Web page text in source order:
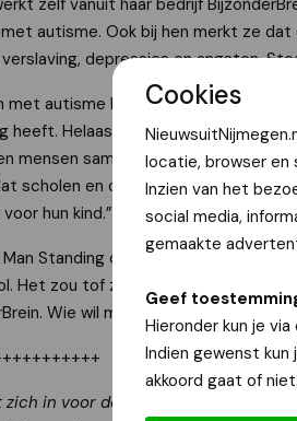
Cookies
locatie, browser en
Inzien van het
social media,
gemaakte
Geef
Hieronder kun je
Indien gewenst kun
akkoord gaat of
zelf vanuit haar bedrijf
autisme. Ook bij hen merkt ze
depressies en angsten.
met autisme kunnen vaak redelijk
heeft. Helaas is dat vaak niet zo.
mensen samen vroegen we
scholen en ouders alerter zijn en
hun kind.”
Standing challenge was een
Het zou tof zijn om volgend jaar
Wie wil mag zich alvast bij mij
zich in voor de bevordering van